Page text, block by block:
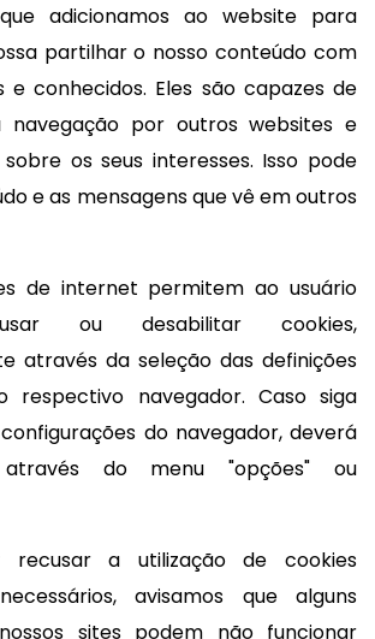
adicionamos ao website para
partilhar o nosso conteúdo com
e conhecidos. Eles são capazes de
navegação por outros websites e
os seus interesses. Isso pode
e as mensagens que vê em outros
de internet permitem ao usuário
ou desabilitar cookies,
através da seleção das definições
respectivo navegador. Caso siga
do navegador, deverá
através do menu "opções" ou
a utilização de cookies
avisamos que alguns
sites podem não funcionar